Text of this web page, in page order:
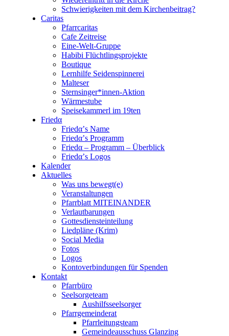
Schwierigkeiten mit dem Kirchenbeitrag?
Caritas
Pfarrcaritas
Cafe Zeitreise
Eine-Welt-Gruppe
Habibi Flüchtlingsprojekte
Boutique
Lernhilfe Seidenspinnerei
Malteser
Sternsinger*innen-Aktion
Wärmestube
Speisekammerl im 19ten
Friedα
Friedα’s Name
Friedα’s Programm
Friedα – Programm – Überblick
Friedα’s Logos
Kalender
Aktuelles
Was uns bewegt(e)
Veranstaltungen
Pfarrblatt MITEINANDER
Verlautbarungen
Gottesdiensteinteilung
Liedpläne (Krim)
Social Media
Fotos
Logos
Kontoverbindungen für Spenden
Kontakt
Pfarrbüro
Seelsorgeteam
Aushilfsseelsorger
Pfarrgemeinderat
Pfarrleitungsteam
Gemeindeausschuss Glanzing